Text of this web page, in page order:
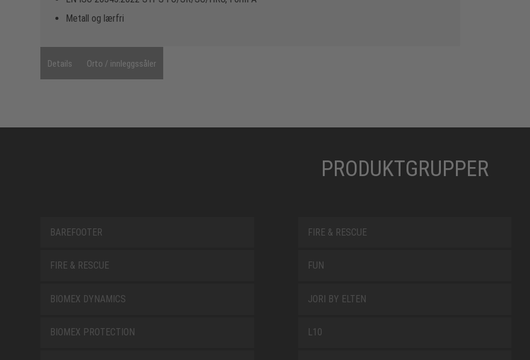
Metall og lærfri
Details Orto / innleggssåler
PRODUKTGRUPPER
BAREFOOTER
FIRE & RESCUE
BIOMEX DYNAMICS
BIOMEX PROTECTION
FIRE & RESCUE
FUN
JORI BY ELTEN
L10